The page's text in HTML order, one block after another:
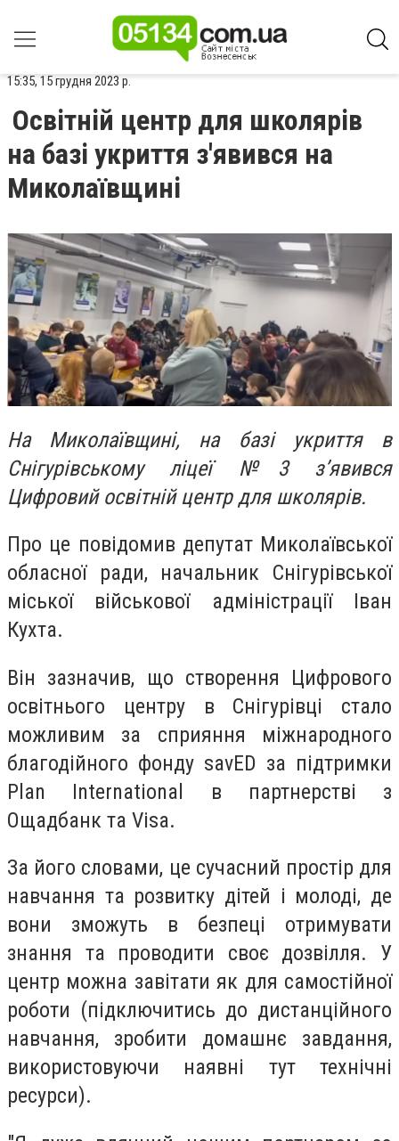
15:35, 15 грудня 2023 р.
Освітній центр для школярів
на базі укриття з'явився на
Миколаївщині
На Миколаївщині, на базі укриття в
Снігурівському ліцеї №3 з’явився
Цифровий освітній центр для школярів.
Про це повідомив депутат Миколаївської
обласної ради, начальник Снігурівської
міської військової адміністрації Іван
Кухта.
Він зазначив, що створення Цифрового
освітнього центру в Снігурівці стало
можливим за сприяння міжнародного
благодійного фонду savED за підтримки
Plan International в партнерстві з
Ощадбанк та Visa.
За його словами, це сучасний простір для
навчання та розвитку дітей і молоді, де
вони зможуть в безпеці отримувати
знання та проводити своє дозвілля. У
центр можна завітати як для самостійної
роботи (підключитись до дистанційного
навчання, зробити домашнє завдання,
використовуючи наявні тут технічні
ресурси).